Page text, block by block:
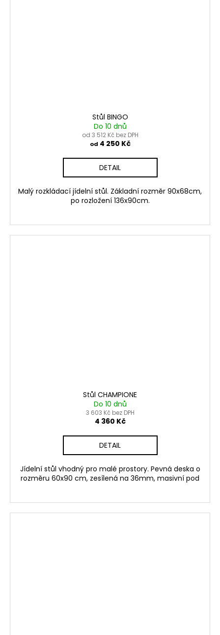
Stůl BINGO
Do 10 dnů
od 3 512 Kč bez DPH
od 4 250 Kč
DETAIL
Malý rozkládací jídelní stůl. Základní rozměr 90x68cm,
po rozložení 136x90cm.
Stůl CHAMPIONE
Do 10 dnů
3 603 Kč bez DPH
4 360 Kč
DETAIL
Jídelní stůl vhodný pro malé prostory. Pevná deska o
rozměru 60x90 cm, zesílená na 36mm, masivní pod